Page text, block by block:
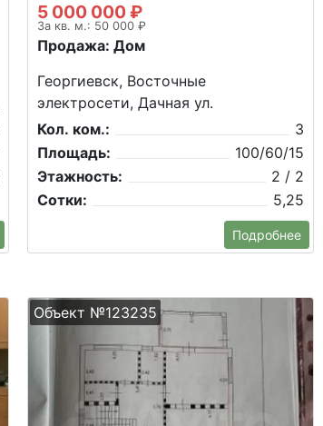
5 000 000 ₽
За кв. м.: 50 000 ₽
Продажа: Дом
Георгиевск, Восточные
электросети, Дачная ул.
Кол. ком.:
3
Площадь:
100/60/15
Этажность:
2 / 2
Сотки:
5,25
Подробнее
Объект №123235